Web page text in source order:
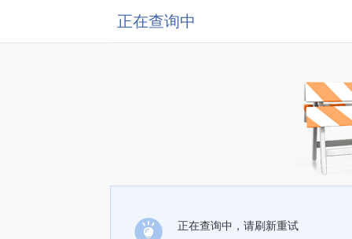
正在查询中
正在查询中，请刷新重试